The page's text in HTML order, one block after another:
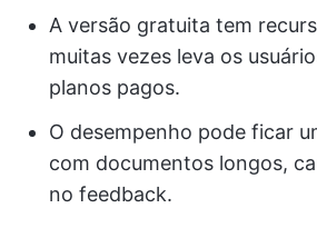
A versão gratuita tem
muitas vezes leva os
planos pagos.
O desempenho pode ficar
com documentos longos,
no feedback.